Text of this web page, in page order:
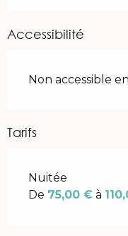
Accessibilité
Non accessible
Tarifs
Tarifs 2026
Nuitée
De 75,00 € à